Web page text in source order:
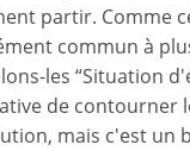
partir. Comme
commun à
les “Situation
de contourner
mais c'est un